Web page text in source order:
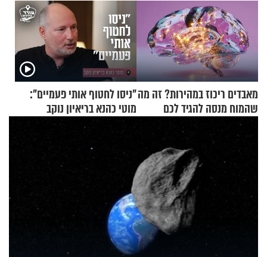
מאבדים ריכוז במהירות? זה מה
שהמוח מנסה להגיד לכם
"ניסו לחטוף אותי פעמיים":
מוטי כהנא בריאיון נוקב